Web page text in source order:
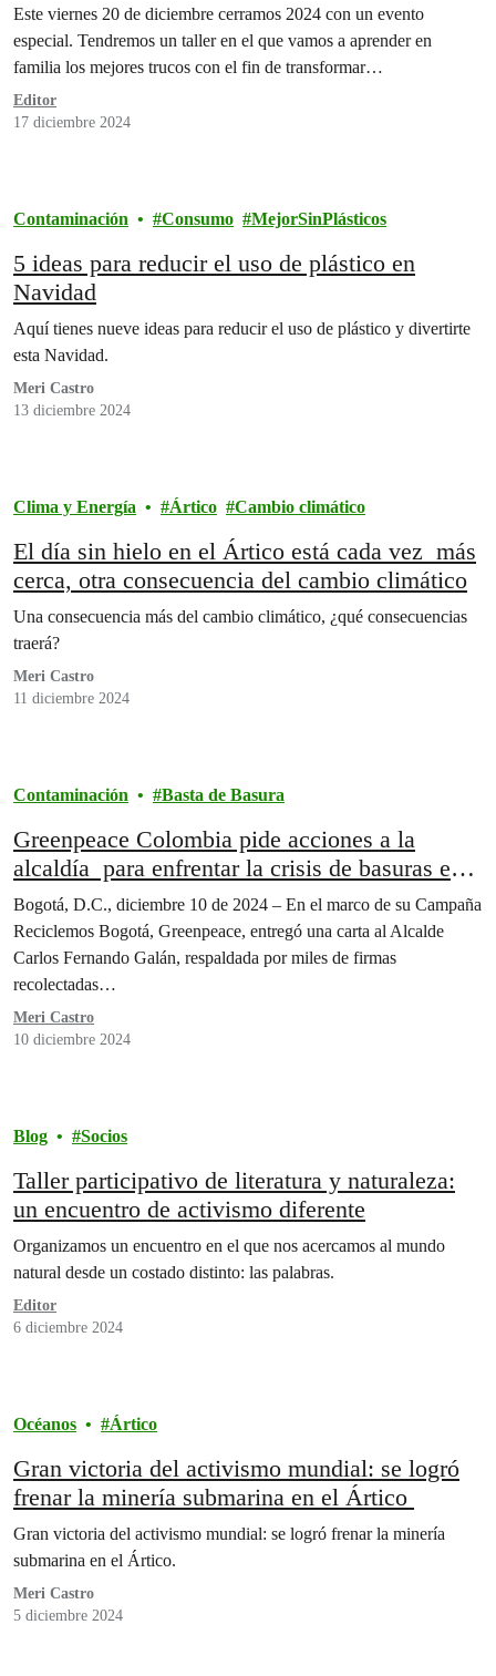
Este viernes 20 de diciembre cerramos 2024 con un evento
especial. Tendremos un taller en el que vamos a aprender en
familia los mejores trucos con el fin de transformar…
Editor
17 diciembre 2024
Contaminación Consumo MejorSinPlásticos
5 ideas para reducir el uso de plástico en
Navidad
Aquí tienes nueve ideas para reducir el uso de plástico y divertirte
esta Navidad.
Meri Castro
13 diciembre 2024
Clima y Energía Ártico Cambio climático
El día sin hielo en el Ártico está cada vez más
cerca, otra consecuencia del cambio climático
Una consecuencia más del cambio climático, ¿qué consecuencias
traerá?
Meri Castro
11 diciembre 2024
Contaminación Basta de Basura
Greenpeace Colombia pide acciones a la
alcaldía para enfrentar la crisis de basuras en
Bogotá
Bogotá, D.C., diciembre 10 de 2024 – En el marco de su Campaña
Reciclemos Bogotá, Greenpeace, entregó una carta al Alcalde
Carlos Fernando Galán, respaldada por miles de firmas
recolectadas…
Meri Castro
10 diciembre 2024
Blog Socios
Taller participativo de literatura y naturaleza:
un encuentro de activismo diferente
Organizamos un encuentro en el que nos acercamos al mundo
natural desde un costado distinto: las palabras.
Editor
6 diciembre 2024
Océanos Ártico
Gran victoria del activismo mundial: se logró
frenar la minería submarina en el Ártico
Gran victoria del activismo mundial: se logró frenar la minería
submarina en el Ártico.
Meri Castro
5 diciembre 2024